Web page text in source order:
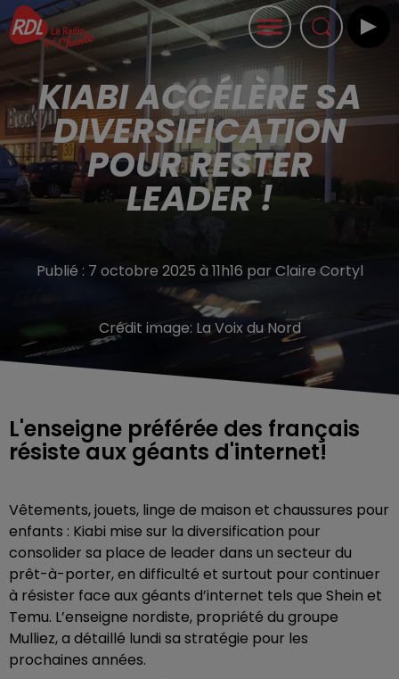
KIABI ACCÉLÈRE SA
DIVERSIFICATION
POUR RESTER
LEADER !
Publié : 7 octobre 2025 à 11h16 par Claire Cortyl
Crédit image: La Voix du Nord
L'enseigne préférée des français
résiste aux géants d'internet!
Vêtements, jouets, linge de maison et chaussures pour
enfants : Kiabi mise sur la diversification pour
consolider sa place de leader dans un secteur du
prêt-à-porter, en difficulté et surtout pour continuer
à résister face aux géants d’internet tels que Shein et
Temu. L’enseigne nordiste, propriété du groupe
Mulliez, a détaillé lundi sa stratégie pour les
prochaines années.